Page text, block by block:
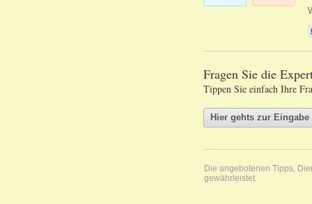
Fragen Sie die
Tippen Sie einfach Ihre
Die angebotenen Tipps,
gewährleistet.